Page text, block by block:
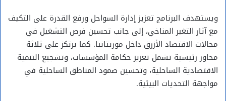
ويستهدف البرنامج تعزيز إدارة السواحل ورفع القدرة على التكيف
مع آثار التغير المناخي، إلى جانب تحسين فرص التشغيل في
مجالات الاقتصاد الأزرق داخل موريتانيا. كما يرتكز على ثلاثة
محاور رئيسية تشمل تعزيز حكامة المؤسسات، وتشجيع التنمية
الاقتصادية الساحلية، وتحسين صمود المناطق الساحلية في
مواجهة التحديات البيئية.